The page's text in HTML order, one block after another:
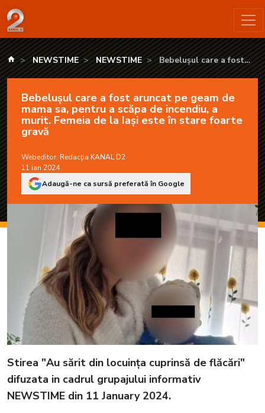
Bebelușul care a fost aruncat pe geam de mama sa, pentru
kanald.ro
NEWSTIME NEWSTIME
Bebelușul care a fost
incendiu, a murit. Femeia
de la Iași este în stare
foarte gravă
Bebelușul care a fost aruncat pe geam de
mama sa, pentru a scăpa de incendiu, a
murit. Femeia de la Iași este în stare foarte
gravă
Webeditor: Redacția KANAL D2
11 ian 2024
Adaugă-ne ca sursă preferată în Google
Stirea "Au sărit din locuința cuprinsă de flăcări"
difuzata in cadrul grupajului informativ
NEWSTIME din 11 January 2024.